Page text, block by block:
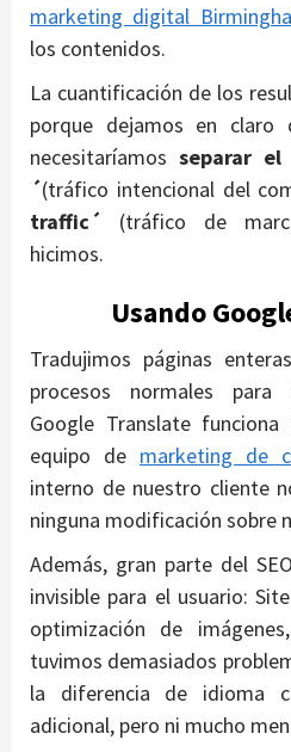
marketing digital
los contenidos.
La cuantificación de los
porque dejamos en claro
necesitaríamos separar
´(tráfico intencional del
traffic´ (tráfico de
hicimos.
Usando
Tradujimos páginas
procesos normales para
Google Translate
equipo de marketing de
interno de nuestro cliente
ninguna modificación sobre
Además, gran parte del
invisible para el usuario:
optimización de
tuvimos demasiados
la diferencia de idioma
adicional, pero ni mucho